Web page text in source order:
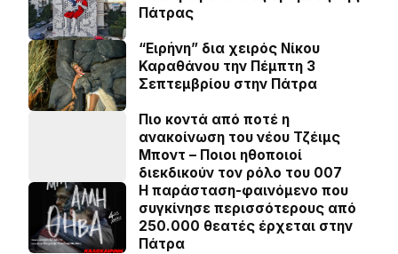
Πάτρας
“Ειρήνη” δια χειρός Νίκου
Καραθάνου την Πέμπτη 3
Σεπτεμβρίου στην Πάτρα
Πιο κοντά από ποτέ η
ανακοίνωση του νέου Τζέιμς
Μποντ – Ποιοι ηθοποιοί
διεκδικούν τον ρόλο του 007
Η παράσταση-φαινόμενο που
συγκίνησε περισσότερους από
250.000 θεατές έρχεται στην
Πάτρα